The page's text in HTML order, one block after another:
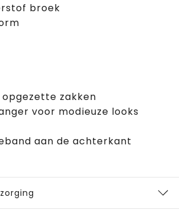
broek
opgezette zakken
voor modieuze looks
aan de achterkant